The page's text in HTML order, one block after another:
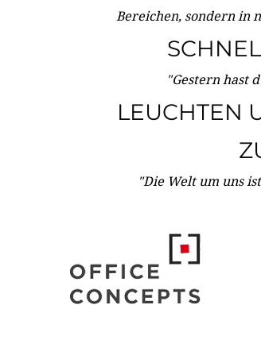
Bereichen, sondern in
"Gestern hast
LEUCHTEN
"Die Welt um uns